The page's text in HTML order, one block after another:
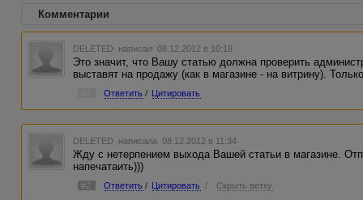
Комментарии
DELETED написал 08.12.2012 в 10:18
Это значит, что Вашу статью должна проверить
выставят на продажу (как в магазине - на витрину).
Ответить / Цитировать
DELETED написала 08.12.2012 в 11:34
Жду с нетерпением выхода Вашей статьи в магазине.
напечатаить)))
#2 Ответить / Цитировать / Скрыть ветку